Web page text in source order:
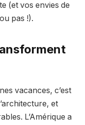
(et vos envies de
pas !).
vacances, c’est
et
L’Amérique a